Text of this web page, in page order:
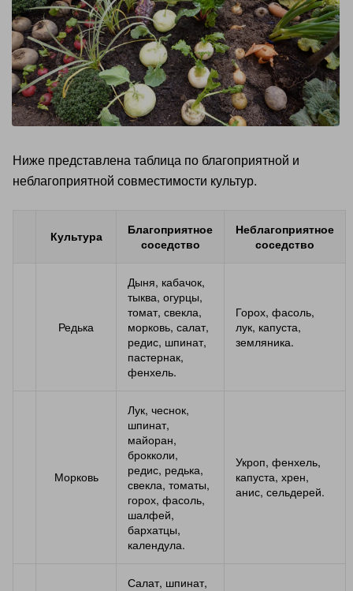
Ниже представлена таблица по благоприятной и
неблагоприятной совместимости культур.
Культура
Благоприятное
соседство
Неблагоприятное
соседство
Редька
Дыня, кабачок,
тыква, огурцы,
томат, свекла,
морковь, салат,
редис, шпинат,
пастернак,
фенхель.
Горох, фасоль,
лук, капуста,
земляника.
Морковь
Лук, чеснок,
шпинат,
майоран,
брокколи,
редис, редька,
свекла, томаты,
горох, фасоль,
шалфей,
бархатцы,
календула.
Укроп, фенхель,
капуста, хрен,
анис, сельдерей.
Салат, шпинат,